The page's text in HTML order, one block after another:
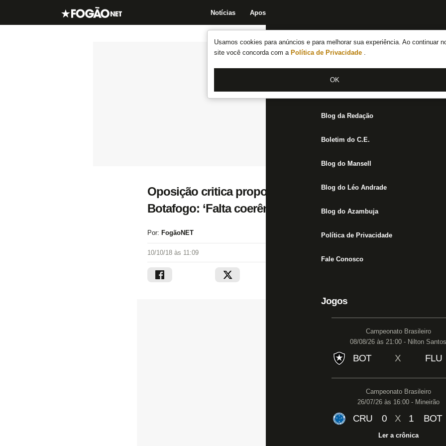
Usamos cookies para anúncios e para melhorar sua experiência. Ao continuar
site você concorda com a Política de Privacidade .
OK
Notícias Apostas
Notícias do Botafogo
Fórum
Jogos
Blog da Redação
Boletim do C.E.
Blog do Mansell
Blog do Léo Andrade
Blog do Azambuja
Política de Privacidade
Fale Conosco
Jogos
Campeonato Brasileiro
08/08/26 às 21:00 - Nilton Santos
BOT X FLU
Campeonato Brasileiro
26/07/26 às 16:00 - Mineirão
CRU 0 X 1 BOT
Ler a crônica
Oposição critica proposta de nova antecipação de
Botafogo: ‘Falta coerência’
Por: FogãoNET
10/10/18 às 11:09